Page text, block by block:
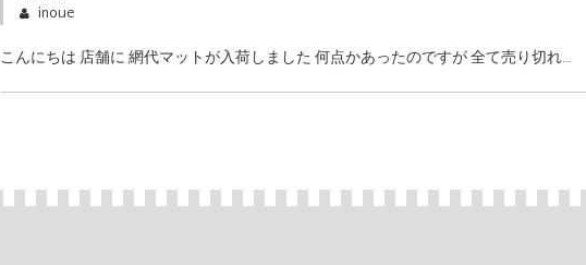
inoue
こんにちは 店舗に 網代マットが入荷しました 何点かあったのですが 全て売り切れ…